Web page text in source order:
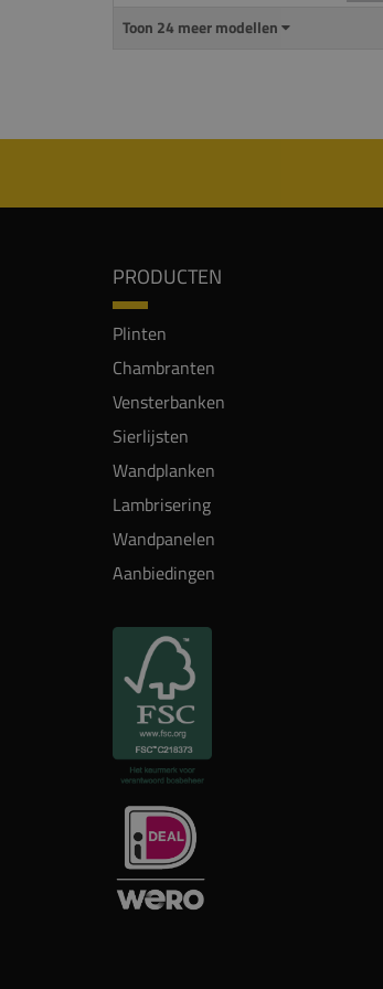
Toon 24 meer modellen
PRODUCTEN
Plinten
Chambranten
Vensterbanken
Sierlijsten
Wandplanken
Lambrisering
Wandpanelen
Aanbiedingen